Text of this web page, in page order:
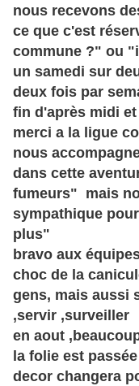
nous recevons
ce que c'est
commune ?" ou
un samedi sur
deux fois par
fin d'après midi
merci a la ligue
nous
dans cette
fumeurs" mais
sympathique
plus"
bravo aux
choc de la
gens, mais aussi
,servir ,surveiller
en aout
la folie est
decor changera